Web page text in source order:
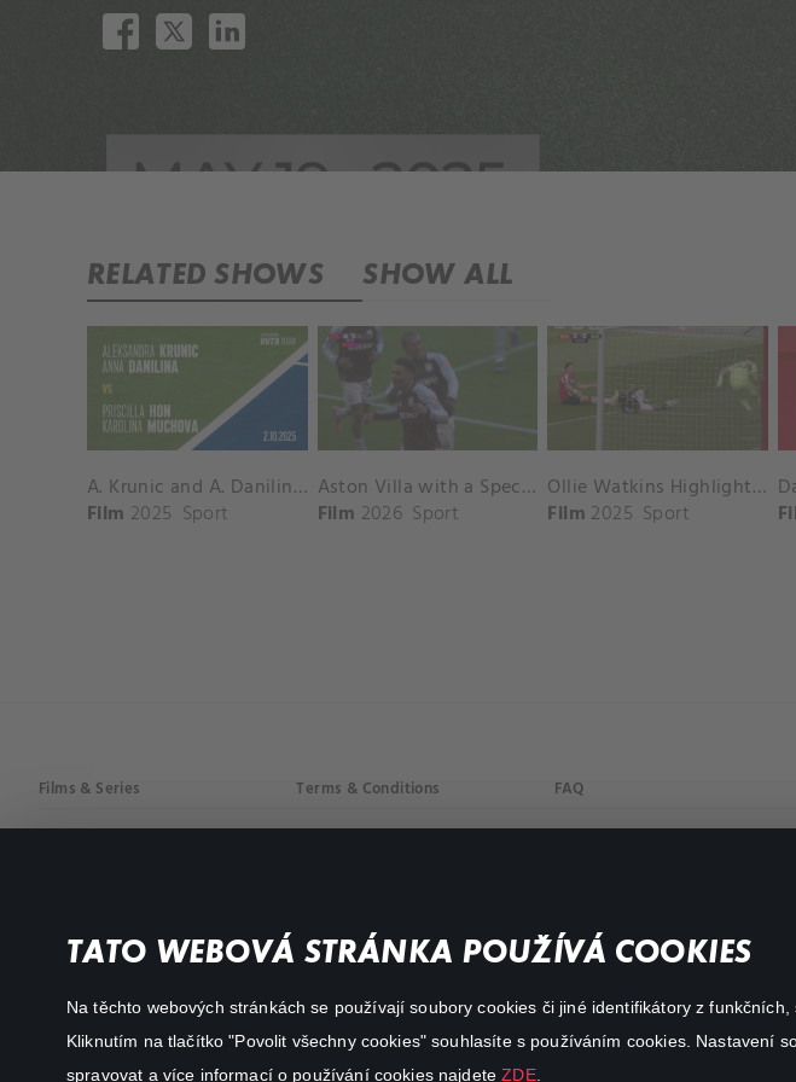
TATO WEBOVÁ STRÁNKA POUŽÍVÁ COOKIES
Na těchto webových stránkách se používají soubory cookies či jiné identifikátory z
Kliknutím na tlačítko "Povolit všechny cookies" souhlasíte s používáním cookies. Nastavení
spravovat a více informací o používání cookies najdeteZDE.
RELATED SHOWS SHOW ALL
A. Krunic and A. Danilina vs. P. Hon and K. Muchova Match Highlights - BEIJING_Capital Group Diamond ( October 02, 2025)
Film 2025 Sport
Aston Villa with a Spectacular Goal vs. Nottingham Forest
Film 2026 Sport
Ollie Watkins Highlights vs. Southampton
Film 2025 Sport
Films & Series
Action
Terms & Conditions FAQ